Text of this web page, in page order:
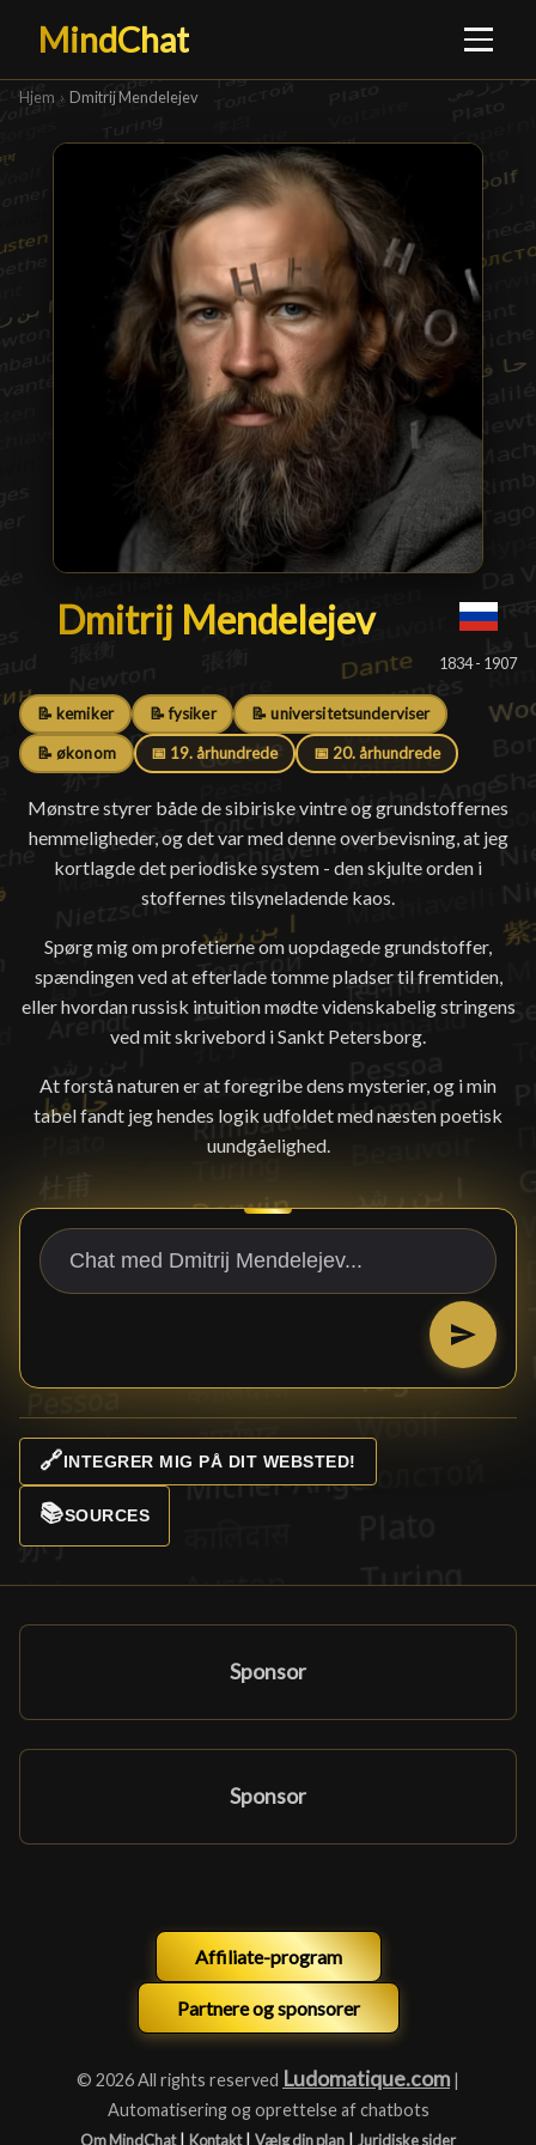
MindChat
Hjem › Dmitrij Mendelejev
Dmitrij Mendelejev
Dmitrij Mendelejev█
1834 - 1907
📝 kemiker 📝 fysiker 📝 universitetsunderviser
📝 økonom 📅 19. århundrede 📅 20. århundrede
Mønstre styrer både de sibiriske vintre og grundstoffernes
hemmeligheder, og det var med denne overbevisning, at jeg
kortlagde det periodiske system - den skjulte orden i
stoffernes tilsyneladende kaos.
Spørg mig om profetierne om uopdagede grundstoffer,
spændingen ved at efterlade tomme pladser til fremtiden,
eller hvordan russisk intuition mødte videnskabelig stringens
ved mit skrivebord i Sankt Petersborg.
At forstå naturen er at foregribe dens mysterier, og i min
tabel fandt jeg hendes logik udfoldet med næsten poetisk
uundgåelighed.
🔗INTEGRER MIG PÅ DIT WEBSTED!
📚SOURCES
Sponsor
Sponsor
Affiliate-program
Partnere og sponsorer
© 2026 All rights reserved Ludomatique.com |
Automatisering og oprettelse af chatbots
Om MindChat | Kontakt | Vælg din plan | Juridiske sider